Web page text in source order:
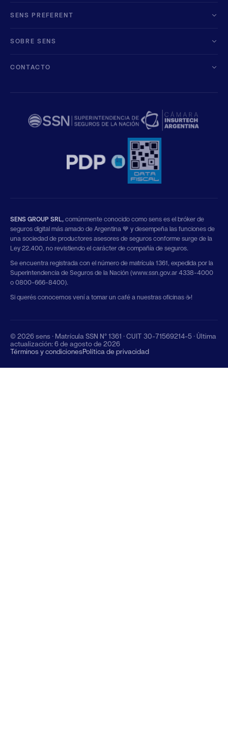
SENS PREFERENT
SOBRE SENS
CONTACTO
SENS GROUP SRL, comúnmente conocido como sens es el bróker de
seguros digital más amado de Argentina 💙 y desempeña las funciones de
una sociedad de productores asesores de seguros conforme surge de la
Ley 22.400, no revistiendo el carácter de compañía de seguros.
Se encuentra registrada con el número de matrícula 1361, expedida por la
Superintendencia de Seguros de la Nación (www.ssn.gov.ar 4338-4000
o 0800-666-8400).
Si querés conocernos vení a tomar un café a nuestras oficinas ☕!
© 2026 sens · Matrícula SSN N° 1361 · CUIT 30-71569214-5 · Última
actualización: 6 de agosto de 2026
Términos y condiciones Política de privacidad